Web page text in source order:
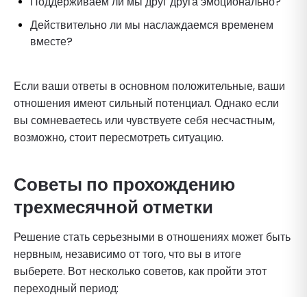
Действительно ли мы наслаждаемся временем
вместе?
Если ваши ответы в основном положительные, ваши
отношения имеют сильный потенциал. Однако если
вы сомневаетесь или чувствуете себя несчастным,
возможно, стоит пересмотреть ситуацию.
Советы по прохождению
трехмесячной отметки
Решение стать серьезными в отношениях может быть
нервным, независимо от того, что вы в итоге
выберете. Вот несколько советов, как пройти этот
переходный период: